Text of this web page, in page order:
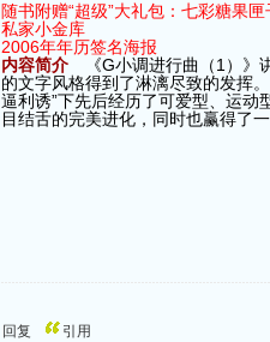
随书附赠“超级”大礼包：七彩糖果匣
私家小金库
2006年年历签名海报
内容简介《G小调进行曲（1）》
的文字风格得到了淋漓尽致的发挥
逼利诱”下先后经历了可爱型、运
目结舌的完美进化，同时也赢得了
回复
引用